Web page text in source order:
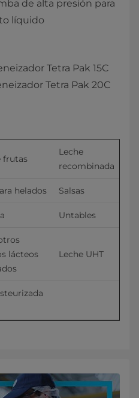
de alta presión para
líquido
Tetra Pak 15C
Tetra Pak 20C
frutas
Leche
recombinada
helados Salsas
Untables
lácteos
Leche UHT